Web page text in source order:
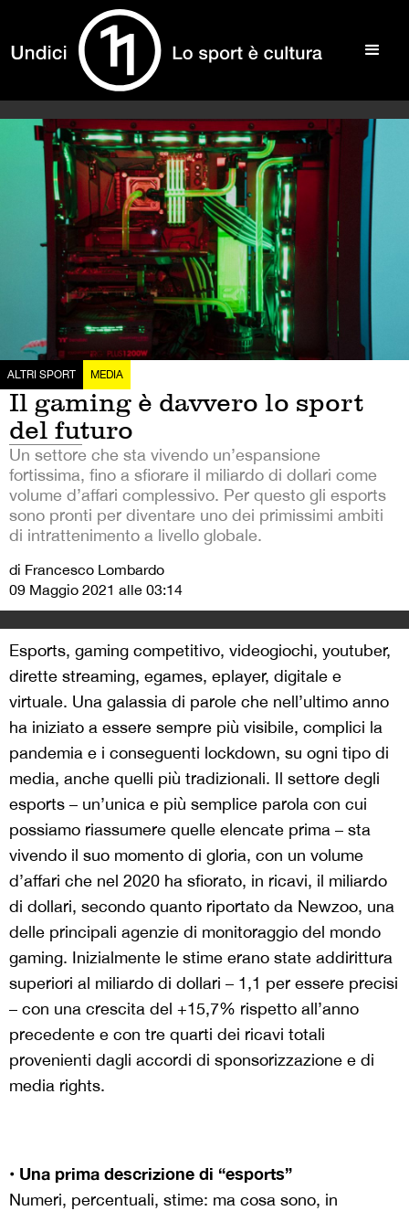
ALTRI SPORT MEDIA
Il gaming è davvero lo sport
del futuro
Un settore che sta vivendo un’espansione
fortissima, fino a sfiorare il miliardo di dollari come
volume d’affari complessivo. Per questo gli esports
sono pronti per diventare uno dei primissimi ambiti
di intrattenimento a livello globale.
di Francesco Lombardo
09 Maggio 2021 alle 03:14
Esports, gaming competitivo, videogiochi, youtuber,
dirette streaming, egames, eplayer, digitale e
virtuale. Una galassia di parole che nell’ultimo anno
ha iniziato a essere sempre più visibile, complici la
pandemia e i conseguenti lockdown, su ogni tipo di
media, anche quelli più tradizionali. Il settore degli
esports – un’unica e più semplice parola con cui
possiamo riassumere quelle elencate prima – sta
vivendo il suo momento di gloria, con un volume
d’affari che nel 2020 ha sfiorato, in ricavi, il miliardo
di dollari, secondo quanto riportato da Newzoo, una
delle principali agenzie di monitoraggio del mondo
gaming. Inizialmente le stime erano state addirittura
superiori al miliardo di dollari – 1,1 per essere precisi
– con una crescita del +15,7% rispetto all’anno
precedente e con tre quarti dei ricavi totali
provenienti dagli accordi di sponsorizzazione e di
media rights.
• Una prima descrizione di “esports”
Numeri, percentuali, stime: ma cosa sono, in